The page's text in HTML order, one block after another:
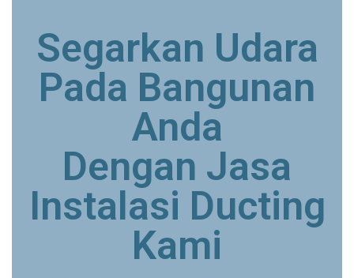
Segarkan Udara
Pada Bangunan
Anda
Dengan Jasa
Instalasi Ducting
Kami